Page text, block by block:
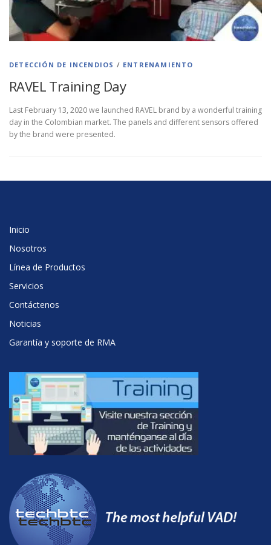
DETECCIÓN DE INCENDIOS / ENTRENAMIENTO
RAVEL Training Day
Last February 13, 2020 we launched RAVEL brand by a wonderful training
day in the Colombian market. The panels and different sensors offered
by the brand were presented.
Inicio
Nosotros
Línea de Productos
Servicios
Contáctenos
Noticias
Garantía y soporte de RMA